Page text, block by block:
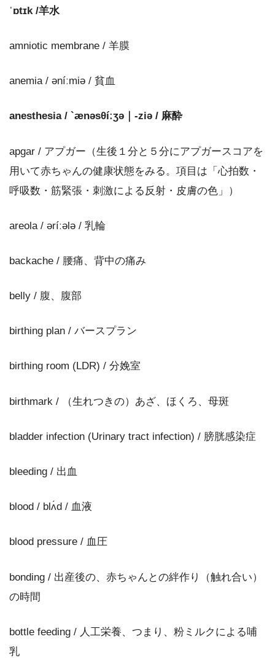
ˈɒtɪk /羊水
amniotic membrane / 羊膜
anemia / əníːmiə / 貧血
anesthesia / `ænəsθíːʒə｜‐ziə / 麻酔
apgar / アプガー（生後１分と５分にアプガースコアを
用いて赤ちゃんの健康状態をみる。項目は「心拍数・
呼吸数・筋緊張・刺激による反射・皮膚の色」）
areola / əríːələ / 乳輪
backache / 腰痛、背中の痛み
belly / 腹、腹部
birthing plan / バースプラン
birthing room (LDR) / 分娩室
birthmark / （生れつきの）あざ、ほくろ、母斑
bladder infection (Urinary tract infection) / 膀胱感染症
bleeding / 出血
blood / blʌ́d / 血液
blood pressure / 血圧
bonding / 出産後の、赤ちゃんとの絆作り（触れ合い）
の時間
bottle feeding / 人工栄養、つまり、粉ミルクによる哺
乳